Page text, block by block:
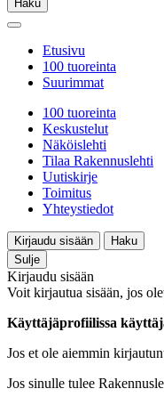
Haku
Etusivu
100 tuoreinta
Suurimmat
100 tuoreinta
Keskustelut
Näköislehti
Tilaa Rakennuslehti
Uutiskirje
Toimitus
Yhteystiedot
Kirjaudu sisään
Haku
Sulje
Kirjaudu sisään
Voit kirjautua sisään, jos
Käyttäjäprofiilissa
Jos et ole aiemmin
Jos sinulle tulee